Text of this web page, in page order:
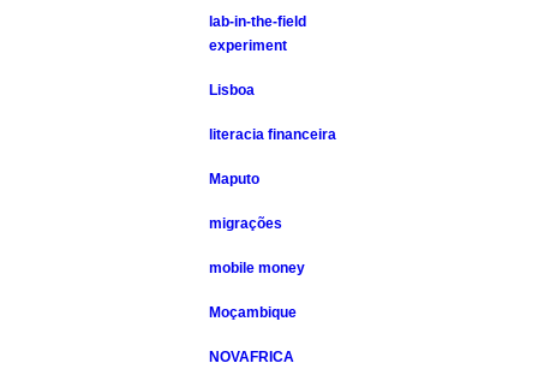
lab-in-the-field
experiment
Lisboa
literacia financeira
Maputo
migrações
mobile money
Moçambique
NOVAFRICA